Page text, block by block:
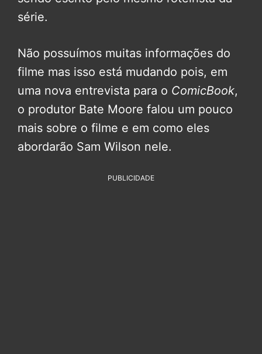
série.
Não possuímos muitas informações do
filme mas isso está mudando pois, em
uma nova entrevista para o ComicBook,
o produtor Bate Moore falou um pouco
mais sobre o filme e em como eles
abordarão Sam Wilson nele.
PUBLICIDADE